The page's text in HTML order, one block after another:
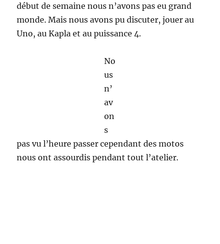
début de semaine nous n’avons pas eu grand
monde. Mais nous avons pu discuter, jouer au
Uno, au Kapla et au puissance 4.
No
us
n’
av
on
s
pas vu l’heure passer cependant des motos
nous ont assourdis pendant tout l’atelier.